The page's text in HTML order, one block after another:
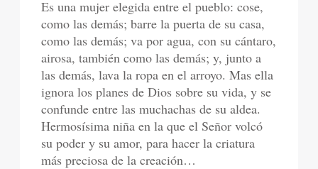
Es una mujer elegida entre el pueblo: cose,
como las demás; barre la puerta de su casa,
como las demás; va por agua, con su cántaro,
airosa, también como las demás; y, junto a
las demás, lava la ropa en el arroyo. Mas ella
ignora los planes de Dios sobre su vida, y se
confunde entre las muchachas de su aldea.
Hermosísima niña en la que el Señor volcó
su poder y su amor, para hacer la criatura
más preciosa de la creación…